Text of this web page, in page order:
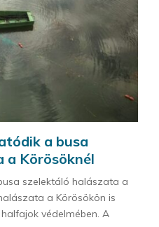
a busa
a Körösöknél
szelektáló halászata a
a Körösökön is
védelmében. A